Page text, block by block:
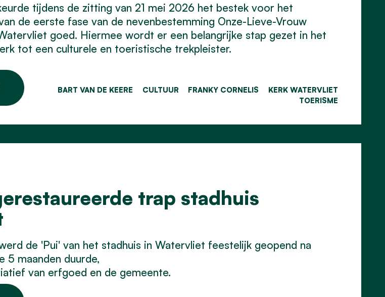
tijdens de zitting van 21 mei 2026 het bestek voor het
de eerste fase van de nevenbestemming Onze-Lieve-Vrouw
goed. Hiermee wordt er een belangrijke stap gezet in het
tot een culturele en toeristische trekpleister.
BART VAN DE KEERE CULTUUR FRANKY CORNELIS
KERK WATERVLIET
TOERISME
trap stadhuis
de 'Pui' van het stadhuis in Watervliet feestelijk geopend na
5 maanden duurde,
van erfgoed en de gemeente.